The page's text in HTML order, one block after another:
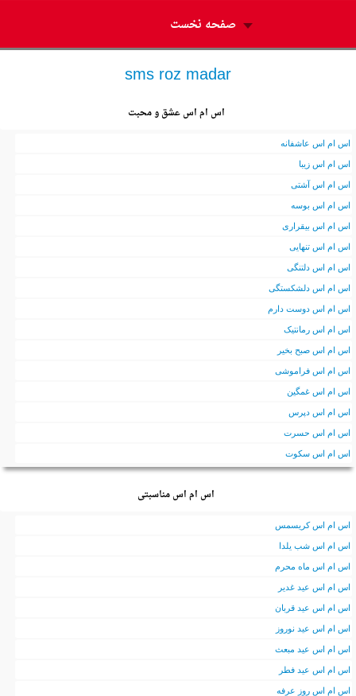
صفحه نخست
sms roz madar
اس ام اس عشق و محبت
اس ام اس عاشفانه
اس ام اس زیبا
اس ام اس آشتی
اس ام اس بوسه
اس ام اس بیقراری
اس ام اس تنهایی
اس ام اس دلتنگی
اس ام اس دلشکستگی
اس ام اس دوست دارم
اس ام اس رمانتیک
اس ام اس صبح بخیر
اس ام اس فراموشی
اس ام اس غمگین
اس ام اس دپرس
اس ام اس حسرت
اس ام اس سکوت
اس ام اس مناسبتی
اس ام اس کریسمس
اس ام اس شب یلدا
اس ام اس ماه محرم
اس ام اس عید غدیر
اس ام اس عید قربان
اس ام اس عید نوروز
اس ام اس عید مبعث
اس ام اس عید فطر
اس ام اس روز عرفه